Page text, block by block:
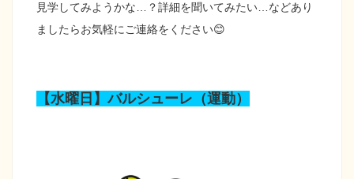
見学してみようかな…？詳細を聞いてみたい…などあり
ましたらお気軽にご連絡をください😊
【水曜日】バルシューレ（運動）